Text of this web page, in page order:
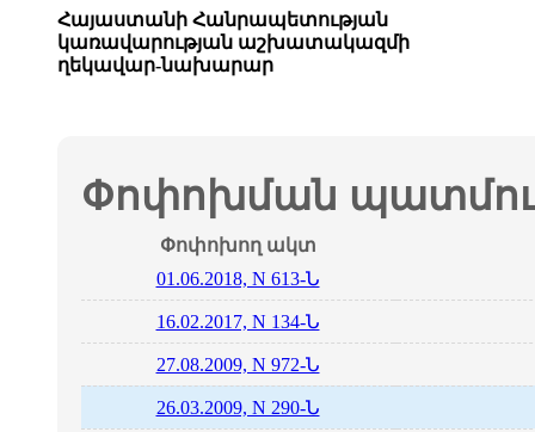
Հայաստանի Հանրապետության
կառավարության աշխատակազմի
ղեկավար-նախարար
Փոփոխման
Փոփոխող ակտ
01.06.2018, N 613-Ն
16.02.2017, N 134-Ն
27.08.2009, N 972-Ն
26.03.2009, N 290-Ն